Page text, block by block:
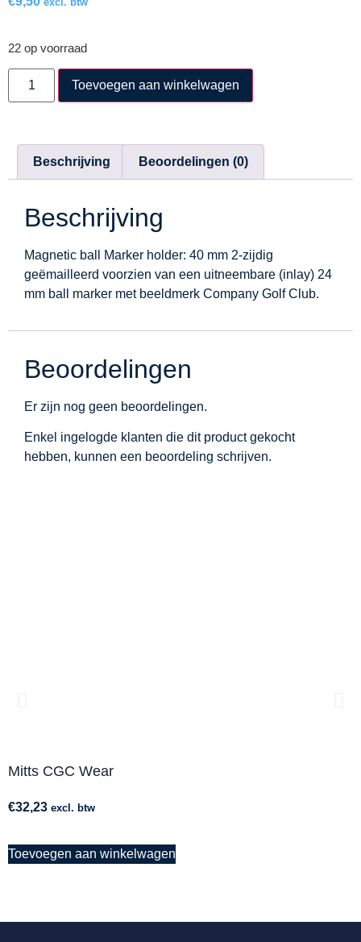
22 op voorraad
Toevoegen aan winkelwagen
Beschrijving Beoordelingen (0)
Beschrijving
Magnetic ball Marker holder: 40 mm 2-zijdig
geëmailleerd voorzien van een uitneembare (inlay) 24
mm ball marker met beeldmerk Company Golf Club.
Beoordelingen
Er zijn nog geen beoordelingen.
Enkel ingelogde klanten die dit product gekocht
hebben, kunnen een beoordeling schrijven.
Mitts CGC Wear
€32,23 excl. btw
Toevoegen aan winkelwagen